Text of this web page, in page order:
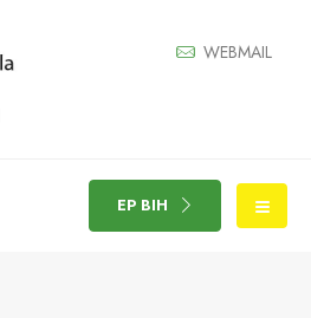
WEBMAIL
EP BIH